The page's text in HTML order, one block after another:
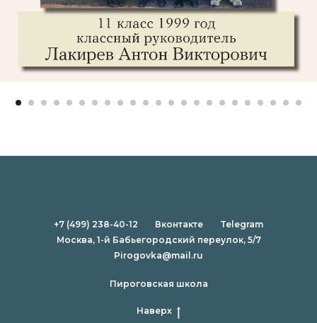
+7 (499) 238-40-12 Вконтакте
Telegram
Москва, 1-й Бабьегородский переулок, 5/7
Pirogovka@mail.ru
Пироговская школа
Наверх